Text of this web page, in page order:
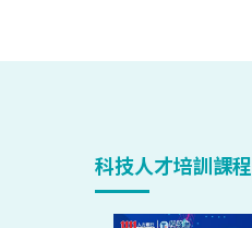
科技人才培訓課程